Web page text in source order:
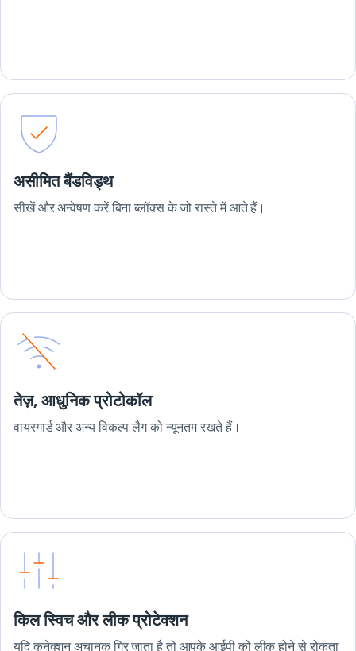
असीमित बैंडविड्थ
सीखें और अन्वेषण करें बिना ब्लॉक्स के जो रास्ते में आते हैं।
तेज़, आधुनिक प्रोटोकॉल
वायरगार्ड और अन्य विकल्प लैग को न्यूनतम रखते हैं।
किल स्विच और लीक प्रोटेक्शन
यदि कनेक्शन अचानक गिर जाता है तो आपके आईपी को लीक होने से रोकता